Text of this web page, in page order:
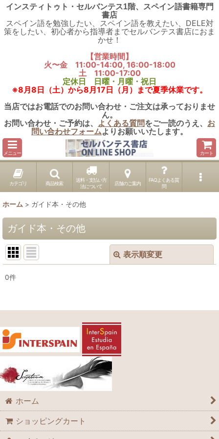
インスティトゥト・セルバンテス1階、スペイン語書籍専門
書店
スペイン語を勉強したい、スペイン語を教えたい、DELE対
策をしたい、初心者から指導者までセルバンテス書店におま
かせ！
【営業時間】
火〜金 11:00-14:00, 16:00-18:00
土 11:00-17:00
定休日 日曜・月曜・祝日
※8月8日（土）から8月17日（月）まで夏季休業です。
当店ではお電話でのお問い合わせ・ご注文は承っておりませ
ん。
お問い合わせ・ご予約は、 よくある質問をご一読のうえ、 お
問い合わせフォームよりお願いいたします。
メニュー カート
カテゴリ 商品検索
送料・支払い方
法について
店舗のご案内
FAQよくある質
問
ホーム > ガイド本・その他
ガイド本・その他
表示順変更
表示数
並び順:
絞り込む
0件
ホーム
ショッピングカート